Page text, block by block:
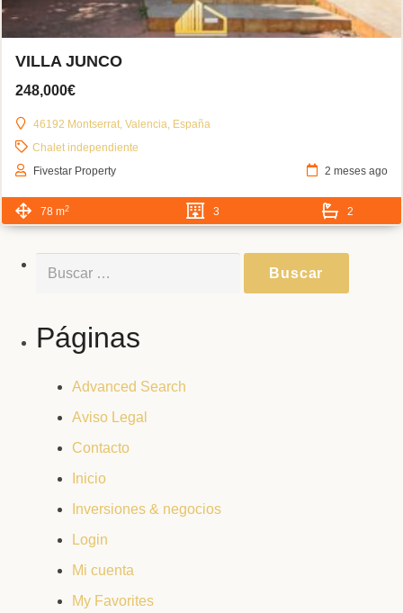
VILLA JUNCO
248,000€
46192 Montserrat, Valencia, España
Chalet independiente
Fivestar Property
2 meses ago
78 m2 3 2
Páginas
Advanced Search
Aviso Legal
Contacto
Inicio
Inversiones & negocios
Login
Mi cuenta
My Favorites